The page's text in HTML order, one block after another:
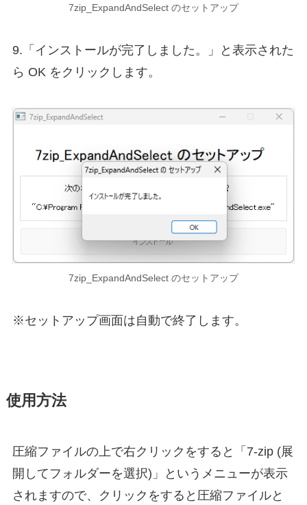
7zip_ExpandAndSelect のセットアップ
9.「インストールが完了しました。」と表示された
ら OK をクリックします。
7zip_ExpandAndSelect のセットアップ
※セットアップ画面は自動で終了します。
使用方法
圧縮ファイルの上で右クリックをすると「7-zip (展
開してフォルダーを選択)」というメニューが表示
されますので、クリックをすると圧縮ファイルと